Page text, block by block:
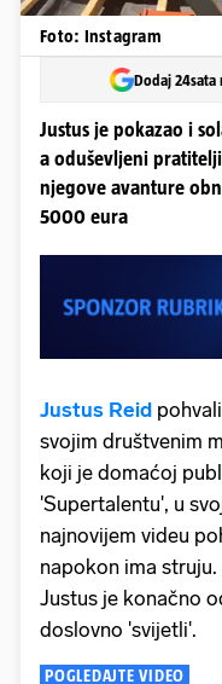
Foto: Instagram
Dodaj 24sata
Justus je pokazao i
a oduševljeni
njegove avanture
5000 eura
Justus Reid
svojim društvenim
koji je domaćoj
'Supertalentu', u
najnovijem videu
napokon ima
Justus je konačno
doslovno 'svijetli'.
POGLEDAJTE VIDEO